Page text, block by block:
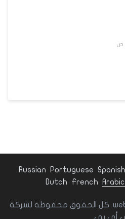
Spanish
Portuguese
Russian
Arabic
French
Dutch
© websitedesign-eg.net 2021. كل الحقوق محفوظة لشركة
أى بي.